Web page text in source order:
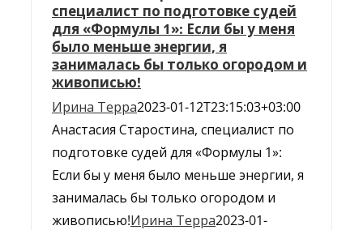
специалист по подготовке судей
для «Формулы 1»: Если бы у меня
было меньше энергии, я
занималась бы только огородом и
живописью!
Ирина Терра2023-01-12T23:15:03+03:00
Анастасия Старостина, специалист по
подготовке судей для «Формулы 1»:
Если бы у меня было меньше энергии, я
занималась бы только огородом и
живописью!Ирина Терра2023-01-